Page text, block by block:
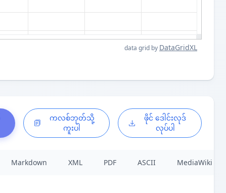
data grid by DataGridXL
ကလစ်ဘုတ်သို့
ကူးပါ
ဖိုင် ဒေါင်းလုဒ်
လုပ်ပါ
Markdown XML PDF ASCII MediaWiki